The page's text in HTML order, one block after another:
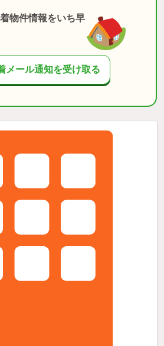
物件情報をいち早
メール通知を受け取る